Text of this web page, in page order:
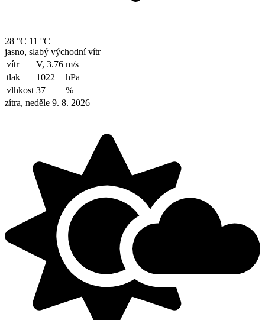
28 °C 11 °C
jasno, slabý východní vítr
vítr
V, 3.76 m/s
tlak
1022
hPa
vlhkost 37
%
zítra, neděle 9. 8. 2026